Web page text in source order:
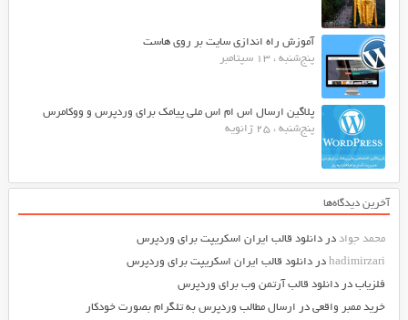
آموزش راه اندازی سایت بر روی هاست
پنج‌شنبه ، 13 سپتامبر
پلاگین ارسال اس ام اس ملی پیامک برای وردپرس و ووکامرس
پنج‌شنبه ، 25 ژانویه
آخرین دیدگاه‌ها
محمد جواددر دانلود قالب ایران اسکریپت برای وردپرس
hadimirzariدر دانلود قالب ایران اسکریپت برای وردپرس
فلزیابدر دانلود قالب آرتمن وب برای وردپرس
خرید ممبر واقعیدر ارسال مطالب وردپرس به تلگرام بصورت خودکار